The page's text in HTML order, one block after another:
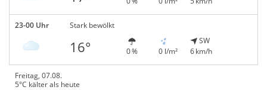
23-00 Uhr Stark bewölkt
16° 0 % 0 l/m²
SW
6 km/h
Freitag, 07.08.
5°C kälter als heute